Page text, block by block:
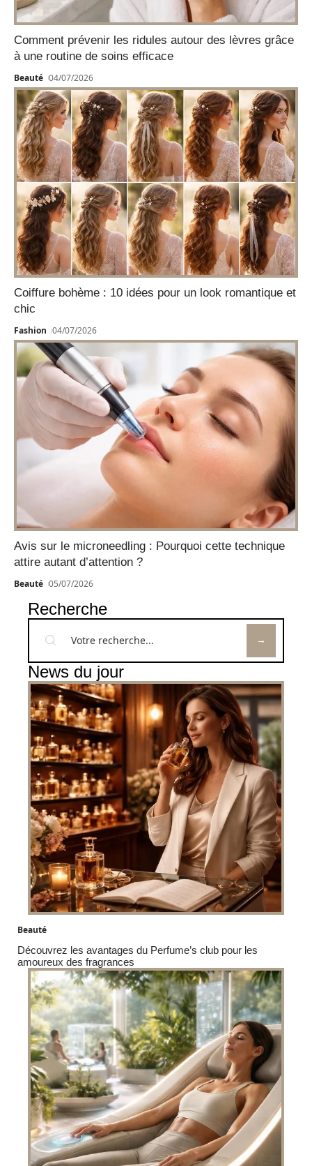
Comment prévenir les ridules autour des lèvres grâce
à une routine de soins efficace
Beauté 04/07/2026
Coiffure bohème : 10 idées pour un look romantique et
chic
Fashion 04/07/2026
Avis sur le microneedling : Pourquoi cette technique
attire autant d’attention ?
Beauté 05/07/2026
Recherche
News du jour
Beauté
Découvrez les avantages du Perfume’s club pour les
amoureux des fragrances